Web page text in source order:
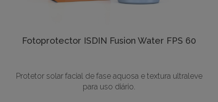
Fotoprotector ISDIN Fusion Water FPS 60
Protetor solar facial de fase aquosa e textura ultraleve
para uso diário.